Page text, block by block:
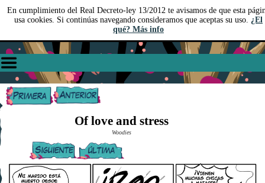
En cumplimiento del Real Decreto-ley 13/2012 te avisamos de que esta
usa cookies. Si continúas navegando consideramos que aceptas su uso. ¿El
qué? Más info
Of love and stress
Woodies